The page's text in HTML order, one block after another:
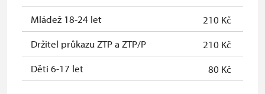
Mládež 18-24 let
210 Kč
Držitel průkazu ZTP a ZTP/P
210 Kč
Děti 6-17 let
80 Kč